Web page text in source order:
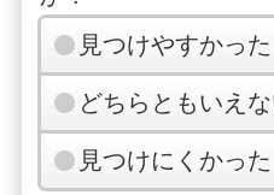
見つけやすかった
どちらともいえ
見つけにくかった